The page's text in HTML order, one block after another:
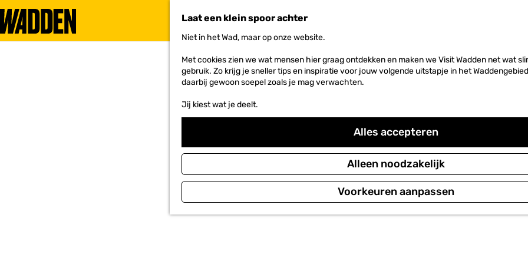
Laat een klein spoor achter
Niet in het Wad, maar op onze website.
Met cookies zien we wat mensen hier graag ontdekken en maken we Visit Wadden net wat
gebruik. Zo krijg je sneller tips en inspiratie voor jouw volgende uitstapje in het
daarbij gewoon soepel zoals je mag verwachten.
Jij kiest wat je deelt.
Alles accepteren
Alleen noodzakelijk
Voorkeuren aanpassen
G